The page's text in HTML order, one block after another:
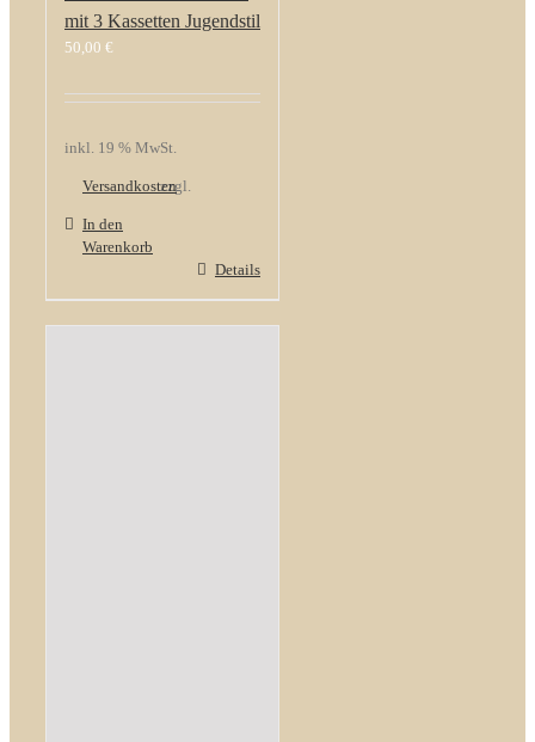
mit 3 Kassetten Jugendstil
50,00 €
inkl. 19 % MwSt.
zzgl.
Versandkosten
In den
Warenkorb
Details